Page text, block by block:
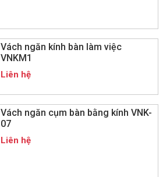
Vách ngăn kính bàn làm việc
VNKM1
Liên hệ
Vách ngăn cụm bàn bằng kính VNK-
07
Liên hệ